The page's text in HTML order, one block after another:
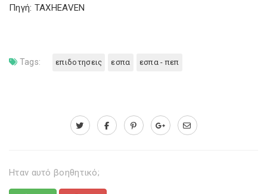
Πηγή: TAXHEAVEN
Tags: επιδοτησεις εσπα εσπα - πεπ
Ηταν αυτό βοηθητικό;